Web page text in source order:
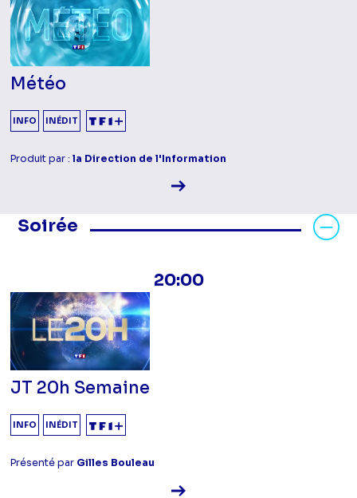
Météo
INFO INÉDIT
Produit par :la Direction de l'Information
Voir la fiche diffusion
Soirée
Masquer les programmes Soirée
20:00
JT 20h Semaine
INFO INÉDIT
Présenté par Gilles Bouleau
Voir la fiche diffusion